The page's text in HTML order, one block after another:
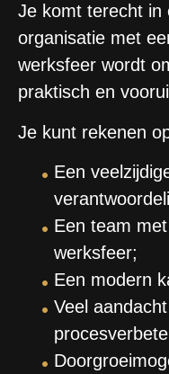
Je komt terecht in
organisatie met
werksfeer wordt
praktisch en
Je kunt rekenen
Een
Een team
werksfeer;
Een modern
Veel